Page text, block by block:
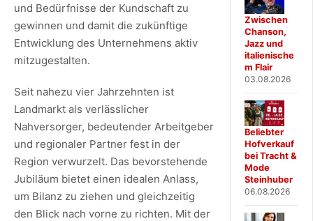
und Bedürfnisse der Kundschaft zu
gewinnen und damit die zukünftige
Entwicklung des Unternehmens aktiv
mitzugestalten.
Seit nahezu vier Jahrzehnten ist
Landmarkt als verlässlicher
Nahversorger, bedeutender Arbeitgeber
und regionaler Partner fest in der
Region verwurzelt. Das bevorstehende
Jubiläum bietet einen idealen Anlass,
um Bilanz zu ziehen und gleichzeitig
den Blick nach vorne zu richten. Mit der
Zwischen
Chanson,
Jazz und
italienische
m Flair
03.08.2026
Beliebter
Hofverkauf
bei Tracht &
Mode
Steinhuber
06.08.2026